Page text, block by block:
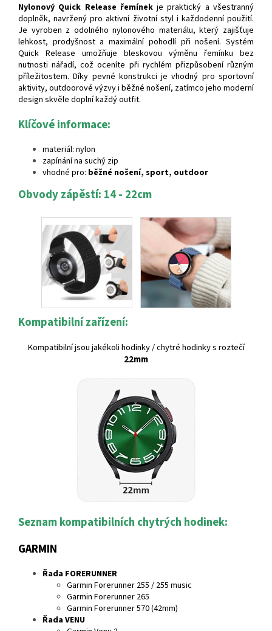
Nylonový Quick Release řemínekje praktický a všestranný
doplněk, navržený pro aktivní životní styl i každodenní použití.
Je vyroben z odolného nylonového materiálu, který zajišťuje
lehkost, prodyšnost a maximální pohodlí při nošení. Systém
Quick Release umožňuje bleskovou výměnu řemínku bez
nutnosti nářadí, což oceníte při rychlém přizpůsobení různým
příležitostem. Díky pevné konstrukci je vhodný pro sportovní
aktivity, outdoorové výzvy i běžné nošení, zatímco jeho moderní
design skvěle doplní každý outfit.
Klíčové informace:
materiál: nylon
zapínání na suchý zip
vhodné pro: běžné nošení, sport, outdoor
Obvody zápěstí: 14 - 22cm
Kompatibilní zařízení:
Kompatibilní jsou jakékoli hodinky / chytré hodinky s roztečí
22mm
Seznam kompatibilních chytrých hodinek:
GARMIN
Řada FORERUNNER
Garmin Forerunner 255 / 255 music
Garmin Forerunner 265
Garmin Forerunner 570 (42mm)
Řada VENU